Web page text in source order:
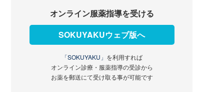
オンライン服薬指導を受ける
SOKUYAKUウェブ版へ
「SOKUYAKU」 を利用すれば
オンライン診療・服薬指導の受診から
お薬を郵送にて受け取る事が可能です